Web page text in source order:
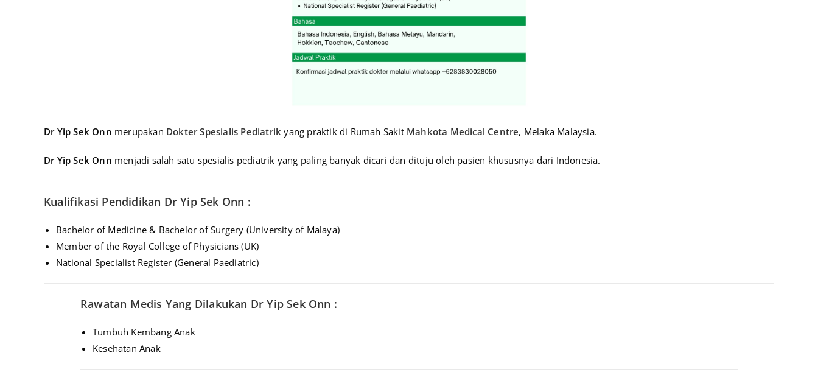
Dr Yip Sek Onn merupakan Dokter Spesialis Pediatrik yang praktik di Rumah Sakit Mahkota Medical Centre, Melaka Malaysia.
Dr Yip Sek Onn menjadi salah satu spesialis pediatrik yang paling banyak dicari dan dituju oleh pasien khususnya dari Indonesia.
Kualifikasi Pendidikan Dr Yip Sek Onn :
Bachelor of Medicine & Bachelor of Surgery (University of Malaya)
Member of the Royal College of Physicians (UK)
National Specialist Register (General Paediatric)
Rawatan Medis Yang Dilakukan Dr Yip Sek Onn :
Tumbuh Kembang Anak
Kesehatan Anak